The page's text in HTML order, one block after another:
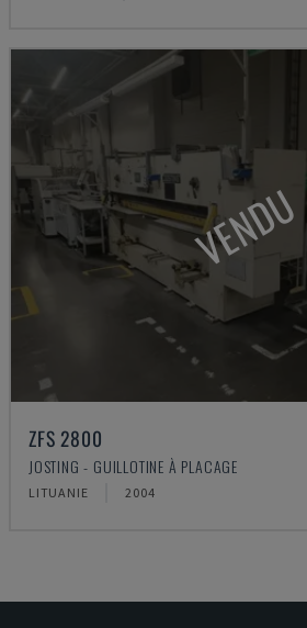
VENDU
ZFS 2800
JOSTING - GUILLOTINE À PLACAGE
LITUANIE 2004